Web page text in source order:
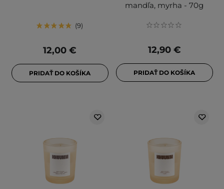
9
12,00 €
PRIDAŤ DO KOŠÍKA
mandľa, myrha - 70g
12,90 €
PRIDAŤ DO KOŠÍKA